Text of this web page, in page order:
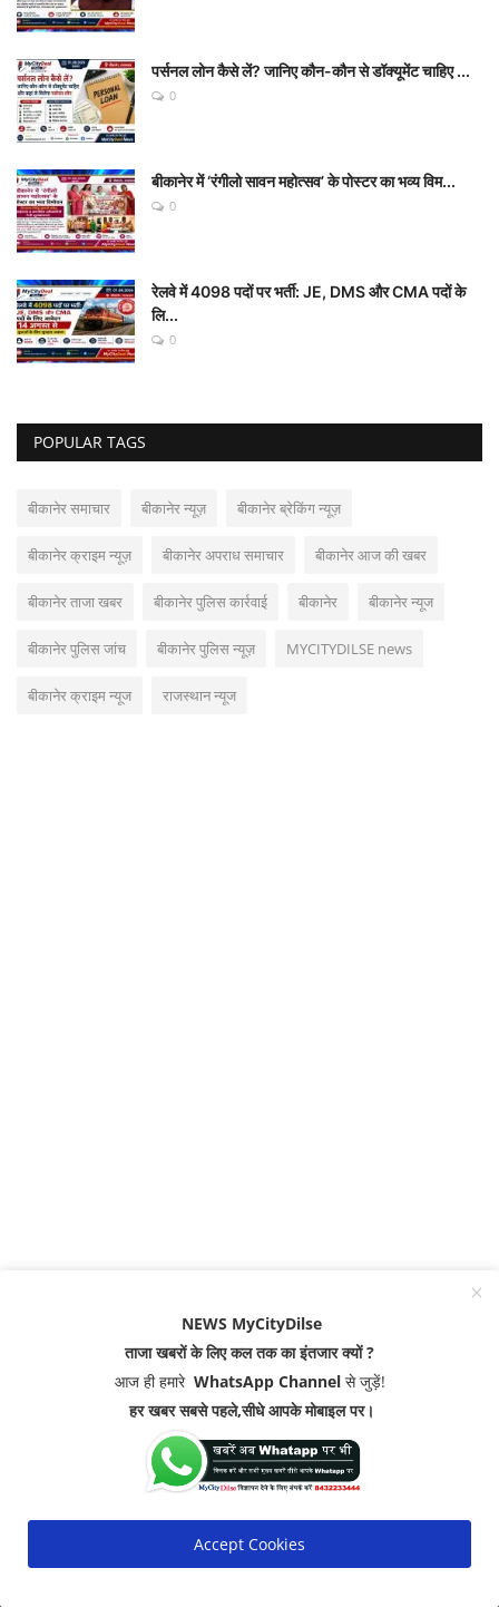
पर्सनल लोन कैसे लें? जानिए कौन-कौन से डॉक्यूमेंट चाहिए ...
0
बीकानेर में ‘रंगीलो सावन महोत्सव’ के पोस्टर का भव्य विम...
0
रेलवे में 4098 पदों पर भर्ती: JE, DMS और CMA पदों के
लि...
0
POPULAR TAGS
बीकानेर समाचार बीकानेर न्यूज़ बीकानेर ब्रेकिंग न्यूज़
बीकानेर क्राइम न्यूज़ बीकानेर अपराध समाचार बीकानेर आज की खबर
बीकानेर ताजा खबर बीकानेर पुलिस कार्रवाई बीकानेर बीकानेर न्यूज
बीकानेर पुलिस जांच बीकानेर पुलिस न्यूज़ MYCITYDILSE news
बीकानेर क्राइम न्यूज राजस्थान न्यूज
NEWS MyCityDilse
ताजा खबरों के लिए कल तक का इंतजार क्यों ?
आज ही हमारे WhatsApp Channelसे जुड़ें!
हर खबर सबसे पहले,सीधे आपके मोबाइल पर।
Accept Cookies